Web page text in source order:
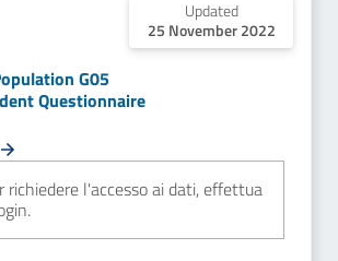
Updated
25 November 2022
G05
Questionnaire
richiedere l'accesso ai dati, effettua